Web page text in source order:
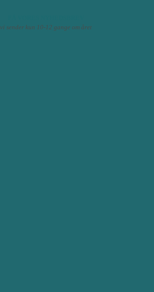
vi sender kun 10-12 gange om året